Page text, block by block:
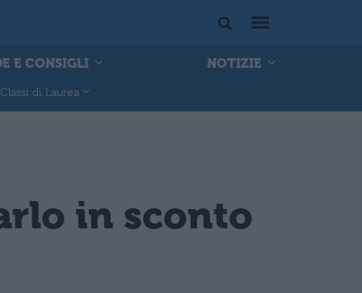
E CONSIGLI NOTIZIE
Classi di Laurea
in sconto